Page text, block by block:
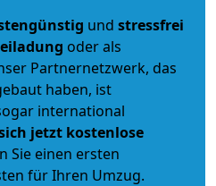
und stressfrei
oder als
Partnernetzwerk, das
haben, ist
international
jetzt kostenlose
Sie einen ersten
für Ihren Umzug.